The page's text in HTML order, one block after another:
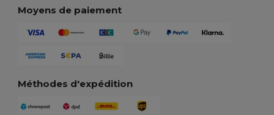
Moyens de paiement
Méthodes d'expédition